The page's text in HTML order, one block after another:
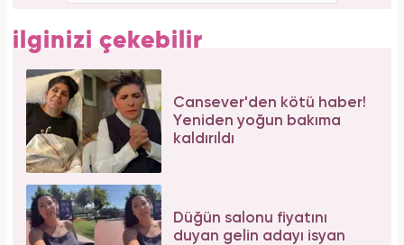
ilginizi çekebilir
Cansever'den kötü haber!
Yeniden yoğun bakıma
kaldırıldı
Düğün salonu fiyatını
duyan gelin adayı isyan